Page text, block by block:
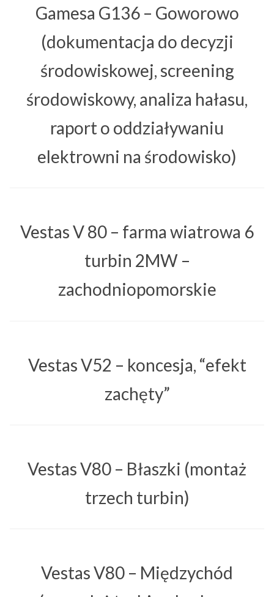
Gamesa G136 – Goworowo
(dokumentacja do decyzji
środowiskowej, screening
środowiskowy, analiza hałasu,
raport o oddziaływaniu
elektrowni na środowisko)
Vestas V 80 – farma wiatrowa 6
turbin 2MW –
zachodniopomorskie
Vestas V52 – koncesja, “efekt
zachęty”
Vestas V80 – Błaszki (montaż
trzech turbin)
Vestas V80 – Międzychód